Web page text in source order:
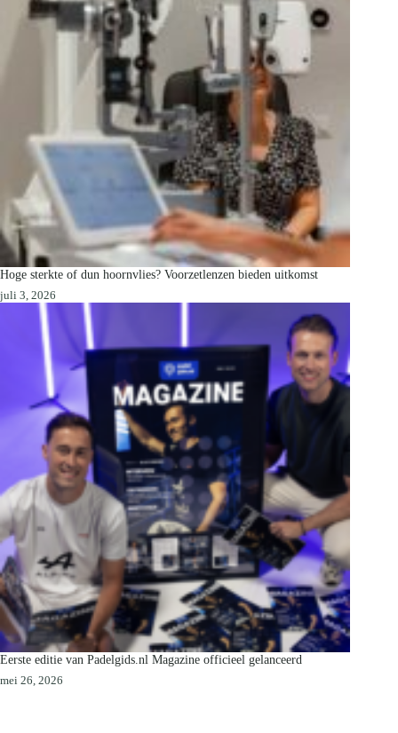
Hoge sterkte of dun hoornvlies? Voorzetlenzen bieden uitkomst
juli 3, 2026
Eerste editie van Padelgids.nl Magazine officieel gelanceerd
mei 26, 2026